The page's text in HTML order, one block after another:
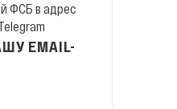
ФСБ в адрес
EMAIL-